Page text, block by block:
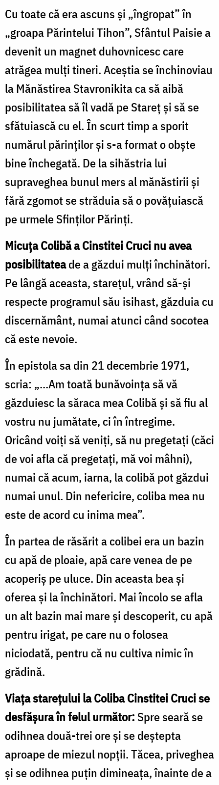
Cu toate că era ascuns şi „îngropat” în
„groapa Părintelui Tihon”, Sfântul Paisie a
devenit un magnet duhovnicesc care
atrăgea mulţi tineri. Aceştia se închinoviau
la Mănăstirea Stavronikita ca să aibă
posibilitatea să îl vadă pe Stareţ şi să se
sfătuiască cu el. În scurt timp a sporit
numărul părinţilor şi s-a format o obşte
bine închegată. De la sihăstria lui
supraveghea bunul mers al mănăstirii şi
fără zgomot se străduia să o povăţuiască
pe urmele Sfinţilor Părinţi.
Micuţa Colibă a Cinstitei Cruci nu avea
posibilitateade a găzdui mulţi închinători.
Pe lângă aceasta, stareţul, vrând să-şi
respecte programul său isihast, găzduia cu
discernământ, numai atunci când socotea
că este nevoie.
În epistola sa din 21 decembrie 1971,
scria: „...Am toată bunăvoinţa să vă
găzduiesc la săraca mea Colibă şi să fiu al
vostru nu jumătate, ci în întregime.
Oricând voiţi să veniţi, să nu pregetaţi (căci
de voi afla că pregetaţi, mă voi mâhni),
numai că acum, iarna, la colibă pot găzdui
numai unul. Din nefericire, coliba mea nu
este de acord cu inima mea”.
În partea de răsărit a colibei era un bazin
cu apă de ploaie, apă care venea de pe
acoperiş pe uluce. Din aceasta bea şi
oferea şi la închinători. Mai încolo se afla
un alt bazin mai mare şi descoperit, cu apă
pentru irigat, pe care nu o folosea
niciodată, pentru că nu cultiva nimic în
grădină.
Viaţa stareţului la Coliba Cinstitei Cruci se
desfăşura în felul următor: Spre seară se
odihnea două-trei ore și se deştepta
aproape de miezul nopţii. Tăcea, priveghea
şi se odihnea puţin dimineaţa, înainte de a